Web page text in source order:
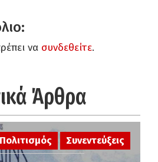
να συνδεθείτε.
Άρθρα
Πολιτισμός Συνεντεύξεις